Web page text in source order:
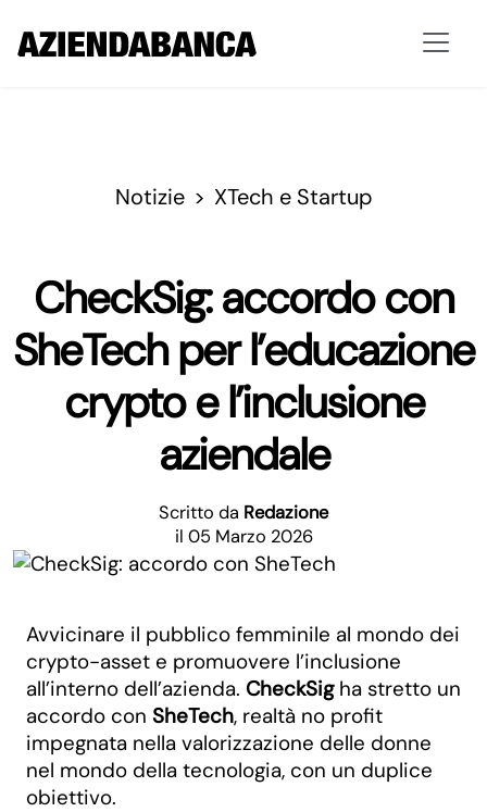
Notizie XTech e Startup
CheckSig: accordo con
SheTech per l’educazione
crypto e l’inclusione
aziendale
Scritto da Redazione
il 05 Marzo 2026
Avvicinare il pubblico femminile al mondo dei
crypto-asset e promuovere l’inclusione
all’interno dell’azienda. CheckSigha stretto un
accordo con SheTech, realtà no profit
impegnata nella valorizzazione delle donne
nel mondo della tecnologia, con un duplice
obiettivo.